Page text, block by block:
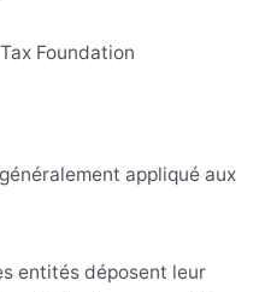
appliqué aux
entités déposent leur